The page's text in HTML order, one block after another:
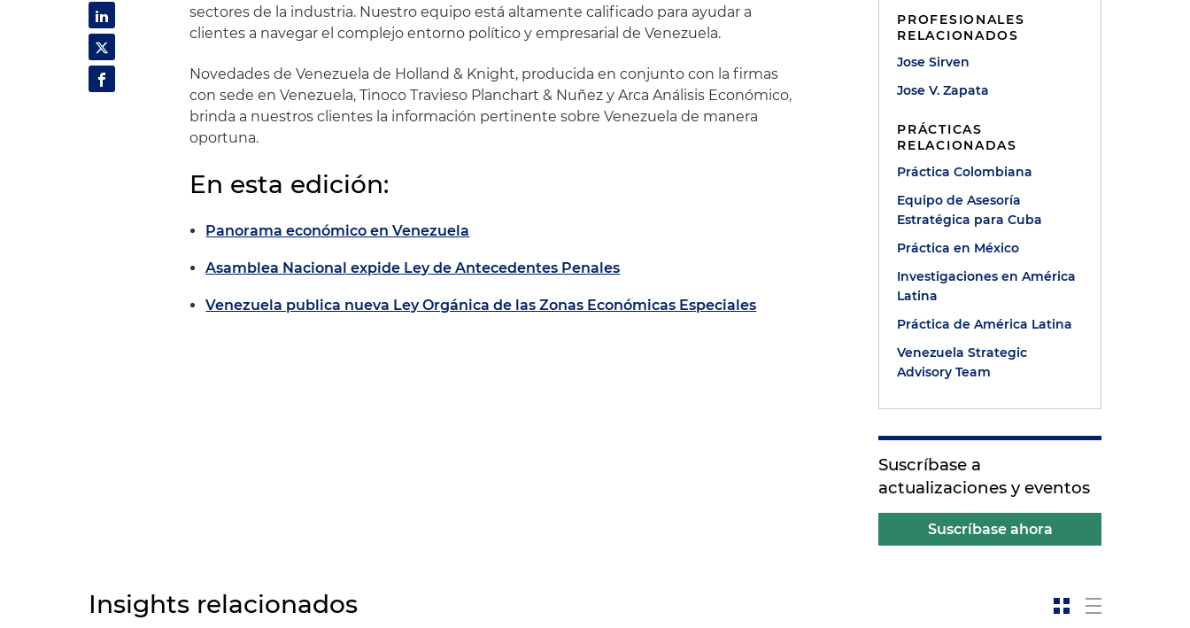
sectores de la industria. Nuestro equipo está altamente calificado para ayudar a
clientes a navegar el complejo entorno político y empresarial de Venezuela.
Novedades de Venezuela de Holland & Knight, producida en conjunto con la firmas
con sede en Venezuela, Tinoco Travieso Planchart & Nuñez y Arca Análisis Económico,
brinda a nuestros clientes la información pertinente sobre Venezuela de manera
oportuna.
En esta edición:
Panorama económico en Venezuela
Asamblea Nacional expide Ley de Antecedentes Penales
Venezuela publica nueva Ley Orgánica de las Zonas Económicas Especiales
PROFESIONALES
RELACIONADOS
Jose Sirven
Jose V. Zapata
PRÁCTICAS
RELACIONADAS
Práctica Colombiana
Equipo de Asesoría
Estratégica para Cuba
Práctica en México
Investigaciones en América
Latina
Práctica de América Latina
Venezuela Strategic
Advisory Team
Suscríbase a
actualizaciones y eventos
Suscríbase ahora
Insights relacionados